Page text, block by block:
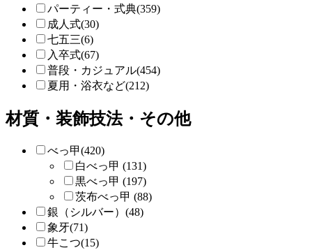
パーティー・式典(359)
成人式(30)
七五三(6)
入卒式(67)
普段・カジュアル(454)
夏用・浴衣など(212)
材質・装飾技法・その他
べっ甲(420)
白べっ甲 (131)
黒べっ甲 (197)
茨布べっ甲 (88)
銀（シルバー）(48)
象牙(71)
牛こつ(15)